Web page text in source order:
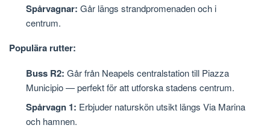
Spårvagnar: Går längs strandpromenaden och i
centrum.
Populära rutter:
Buss R2: Går från Neapels centralstation till Piazza
Municipio — perfekt för att utforska stadens centrum.
Spårvagn 1: Erbjuder naturskön utsikt längs Via Marina
och hamnen.